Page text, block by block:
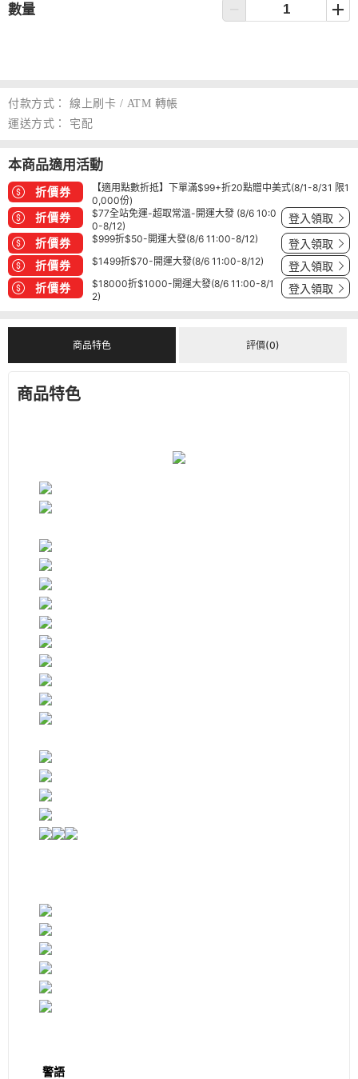
數量
付款方式：
線上刷卡 / ATM 轉帳
運送方式：
宅配
本商品適用活動
折價券
【適用點數折抵】下單滿$99+折20點贈中美式(8/1-8/31 限1
0,000份)
折價券
$77全站免運-超取常溫-開運大發 (8/6 10:0
0-8/12)
登入領取
折價券 $999折$50-開運大發(8/6 11:00-8/12) 登入領取
折價券 $1499折$70-開運大發(8/6 11:00-8/12) 登入領取
折價券
$18000折$1000-開運大發(8/6 11:00-8/1
2)
登入領取
商品特色 評價(0)
商品特色
警語